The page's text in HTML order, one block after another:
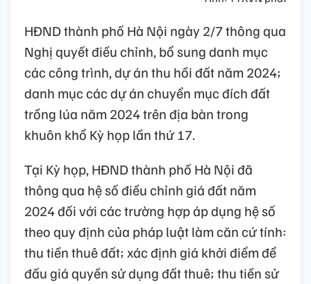
HĐND thành phố Hà Nội ngày 2/7 thông qua
Nghị quyết điều chỉnh, bổ sung danh mục
các công trình, dự án thu hồi đất năm 2024;
danh mục các dự án chuyển mục đích đất
trồng lúa năm 2024 trên địa bàn trong
khuôn khổ Kỳ họp lần thứ 17.
Tại Kỳ họp, HĐND thành phố Hà Nội đã
thông qua hệ số điều chỉnh giá đất năm
2024 đối với các trường hợp áp dụng hệ số
theo quy định của pháp luật làm căn cứ tính:
thu tiền thuê đất; xác định giá khởi điểm để
đấu giá quyền sử dụng đất thuê; thu tiền sử